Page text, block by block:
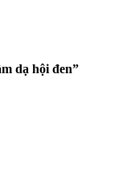
dạ hội đen”